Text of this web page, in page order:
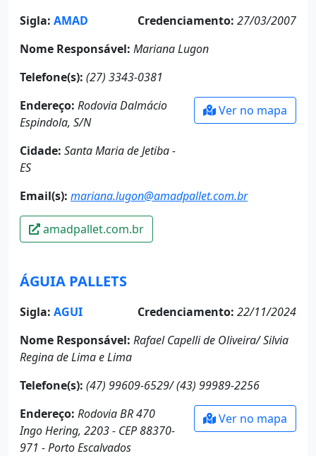
Sigla: AMAD Credenciamento: 27/03/2007
Nome Responsável: Mariana Lugon
Telefone(s): (27) 3343-0381
Endereço: Rodovia Dalmácio
Espindola, S/N
Cidade: Santa Maria de Jetiba -
ES
Ver no mapa
Email(s): mariana.lugon@amadpallet.com.br
amadpallet.com.br
ÁGUIA PALLETS
Sigla: AGUI Credenciamento: 22/11/2024
Nome Responsável: Rafael Capelli de Oliveira/ Silvia
Regina de Lima e Lima
Telefone(s): (47) 99609-6529/ (43) 99989-2256
Endereço: Rodovia BR 470
Ingo Hering, 2203 - CEP 88370-
971 - Porto Escalvados
Ver no mapa